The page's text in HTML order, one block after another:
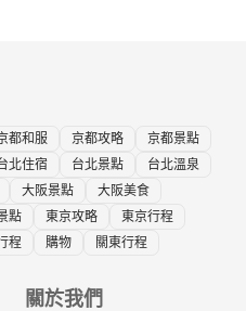
都和服 京都攻略
京都景點
北住宿 台北景點
台北溫泉
大阪景點
大阪美食
點 東京攻略
東京行程
程 購物 關東行程
關於我們